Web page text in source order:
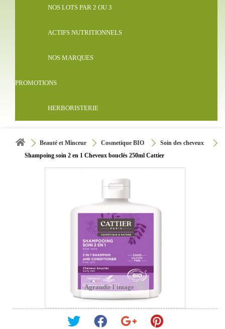
NOS LOTS PAR 2 OU 3
ACTIFS NUTRITIONNELS
NOS MARQUES
PROMOTIONS
HERBORISTERIE
Beauté et Minceur Cosmetique BIO
Soin des cheveux
Shampoing soin 2 en 1 Cheveux bouclés 250ml Cattier
Agrandir l'image